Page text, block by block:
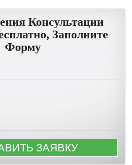
Консультации
Заполните
Форму